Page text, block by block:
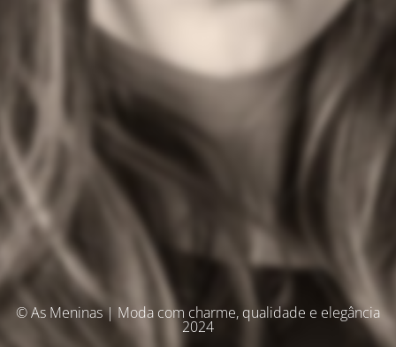
© As Meninas | Moda com charme, qualidade e elegância
2024